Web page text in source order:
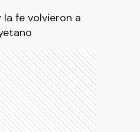
fe volvieron a